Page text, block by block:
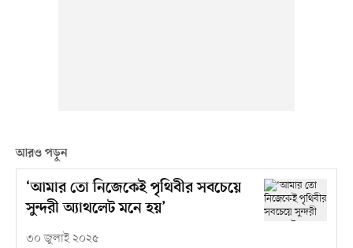
আরও পড়ুন
‘আমার তো নিজেকেই পৃথিবীর সবচেয়ে
সুন্দরী অ্যাথলেট মনে হয়’
৩০ জুলাই ২০২৫